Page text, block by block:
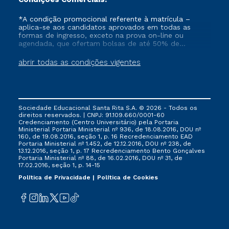
abrir todas as condições vigentes
*A condição promocional referente à matrícula –
aplica-se aos candidatos aprovados em todas as
formas de ingresso, exceto na prova on-line ou
agendada, que ofertam bolsas de até 50% de
que ainda não tenham efetivado e/ou não tenham
cancelado ou trancado sua matrícula em uma das
FIES, Prouni e outros programas governamentais, e
não se acumula com nenhuma outra campanha
ofertada pela Instituição.
Sociedade Educacional Santa Rita S.A. © 2026 - Todos os
direitos reservados. | CNPJ: 91.109.660/0001-60
Credenciamento (Centro Universitário) pela Portaria
Ministerial Portaria Ministerial nº 936, de 18.08.2016, DOU nº
160, de 19.08.2016, seção 1, p. 16 Recredenciamento EAD
Portaria Ministerial nº 1.452, de 12.12.2016, DOU nº 238, de
13.12.2016, seção 1, p. 17 Recredenciamento Bento Gonçalves
Portaria Ministerial nº 88, de 16.02.2016, DOU nº 31, de
17.02.2016, seção 1, p. 14-15
Política de Privacidade
Política de Cookies